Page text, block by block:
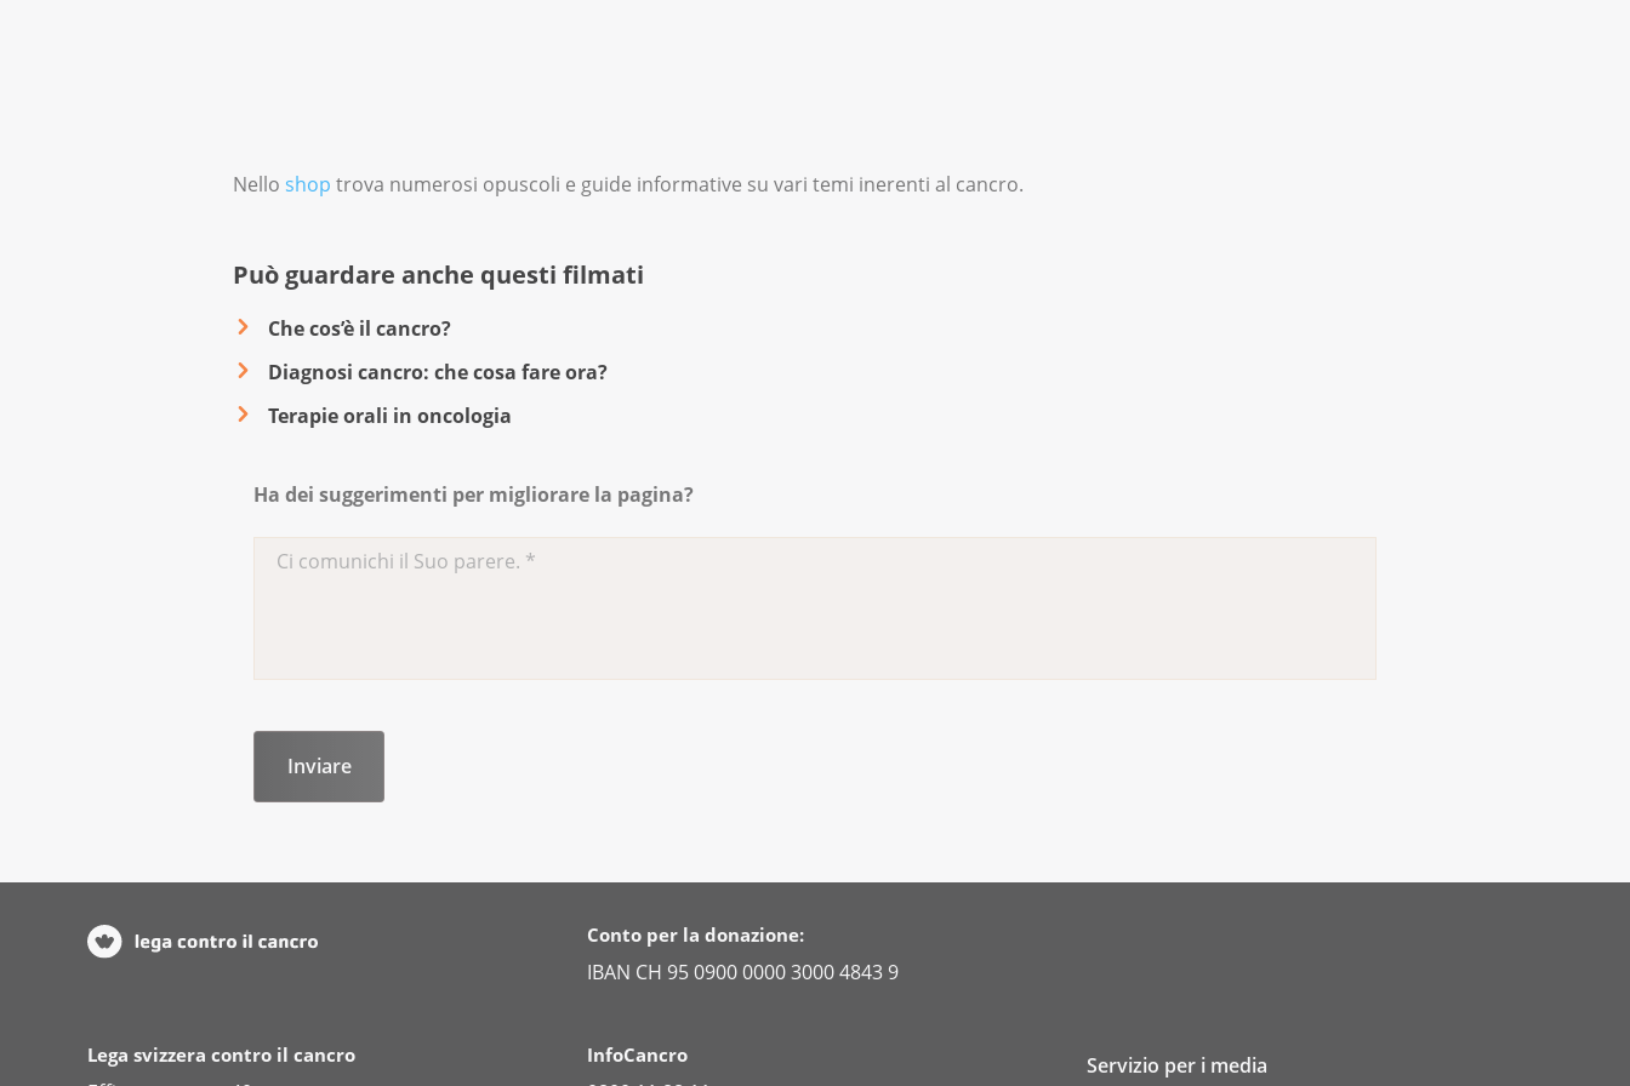
Nello shop trova numerosi opuscoli e guide informative su vari temi inerenti al cancro.
Può guardare anche questi filmati
Che cos’è il cancro?
Diagnosi cancro: che cosa fare ora?
Terapie orali in oncologia
Ha dei suggerimenti per migliorare la pagina?
Conto per la donazione:
IBAN CH 95 0900 0000 3000 4843 9
Lega svizzera contro il cancro InfoCancro Servizio per i media